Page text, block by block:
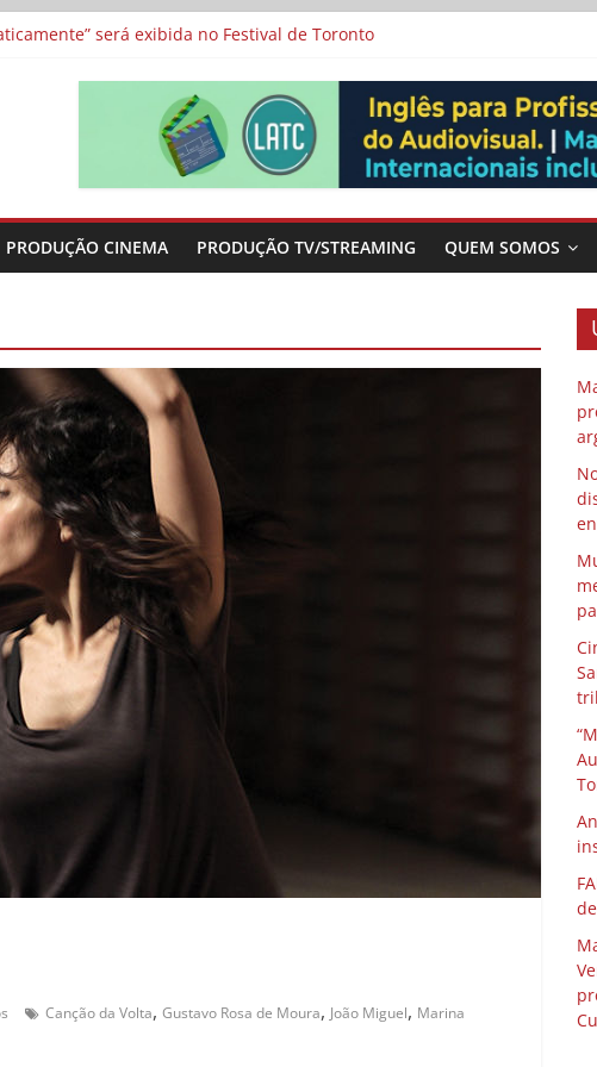
“Os Feiticeiros Inocentes” e filme-tributo de Wajda a Zbigniew
será exibida no Festival de Toronto
e divide prêmio principal entre “Manas” e “O Agente Secreto”
metragens sobre envelhecimento criados a partir de histórias de vida
PRODUÇÃO CINEMA PRODUÇÃO TV/STREAMING QUEM SOMOS
Canção da Volta, Gustavo Rosa de Moura, João Miguel, Marina